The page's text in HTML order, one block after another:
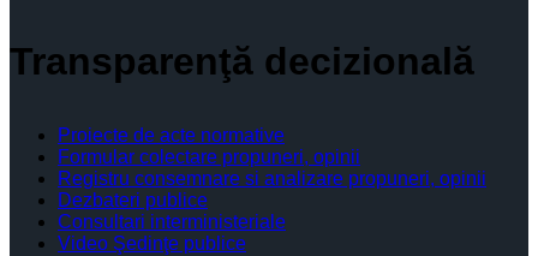
Transparenţă decizională
Proiecte de acte normative
Formular colectare propuneri, opinii
Registru consemnare si analizare propuneri, opinii
Dezbateri publice
Consultari interministeriale
Video Şedinţe publice